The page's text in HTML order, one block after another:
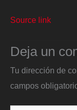
Source link
Deja un
Tu dirección de
campos